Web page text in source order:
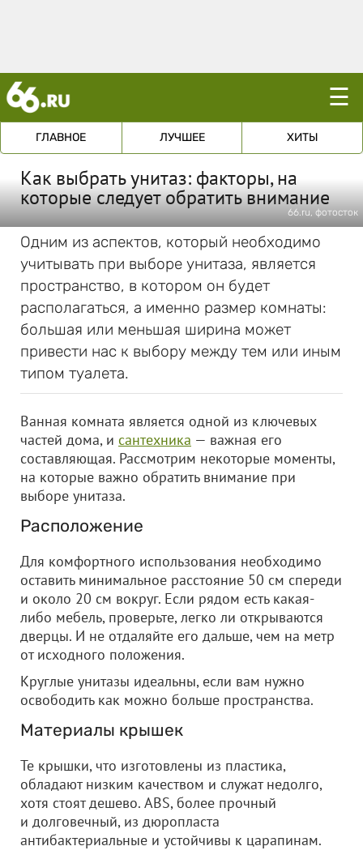
☰
ГЛАВНОЕ ЛУЧШЕЕ ХИТЫ
Как выбрать унитаз: факторы, на
которые следует обратить внимание
66.ru, фотосток
Одним из аспектов, который необходимо
учитывать при выборе унитаза, является
пространство, в котором он будет
располагаться, а именно размер комнаты:
большая или меньшая ширина может
привести нас к выбору между тем или иным
типом туалета.
Ванная комната является одной из ключевых
частей дома, и сантехника — важная его
составляющая. Рассмотрим некоторые моменты,
на которые важно обратить внимание при
выборе унитаза.
Расположение
Для комфортного использования необходимо
оставить минимальное расстояние 50 см спереди
и около 20 см вокруг. Если рядом есть какая-
либо мебель, проверьте, легко ли открываются
дверцы. И не отдаляйте его дальше, чем на метр
от исходного положения.
Круглые унитазы идеальны, если вам нужно
освободить как можно больше пространства.
Материалы крышек
Те крышки, что изготовлены из пластика,
обладают низким качеством и служат недолго,
хотя стоят дешево. ABS, более прочный
и долговечный, из дюропласта
антибактериальные и устойчивы к царапинам.